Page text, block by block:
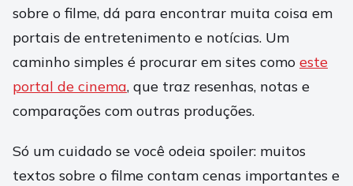
sobre o filme, dá para encontrar muita coisa em
portais de entretenimento e notícias. Um
caminho simples é procurar em sites como este
portal de cinema, que traz resenhas, notas e
comparações com outras produções.
Só um cuidado se você odeia spoiler: muitos
textos sobre o filme contam cenas importantes e